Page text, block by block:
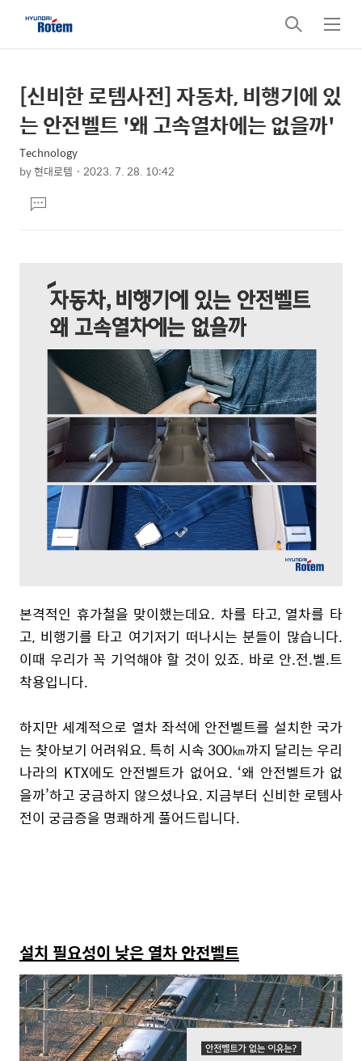
검
색
메
뉴
상
세
컨
텐
본
문
제
목
[신비한 로템사전] 자동차, 비행기에 있
는 안전벨트 '왜 고속열차에는 없을까'
Technology
by현대로템 2023. 7. 28. 10:42
문댓
글
본격적인 휴가철을 맞이했는데요. 차를 타고, 열차를 타
고, 비행기를 타고 여기저기 떠나시는 분들이 많습니다.
이때 우리가 꼭 기억해야 할 것이 있죠. 바로 안.전.벨.트
착용입니다.
하지만 세계적으로 열차 좌석에 안전벨트를 설치한 국가
는 찾아보기 어려워요. 특히 시속 300㎞까지 달리는 우리
나라의 KTX에도 안전벨트가 없어요. ‘왜 안전벨트가 없
을까’하고 궁금하지 않으셨나요. 지금부터 신비한 로템사
전이 궁금증을 명쾌하게 풀어드립니다.
설치 필요성이 낮은 열차 안전벨트